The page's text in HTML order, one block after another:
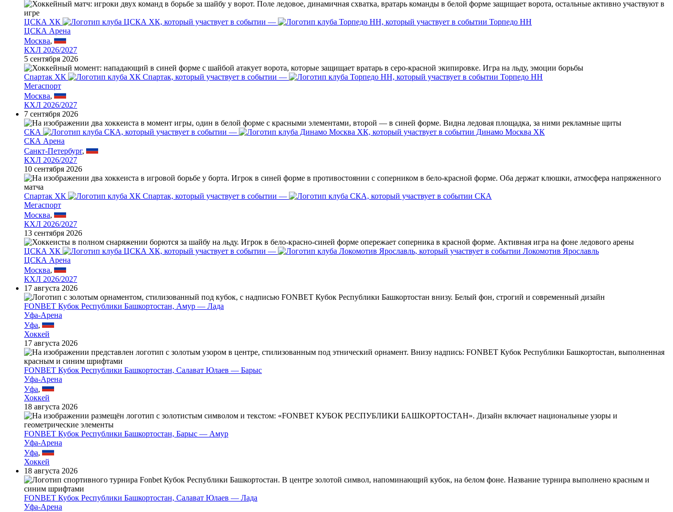
ЦСКА ХК —
Торпедо НН
ЦСКА Арена
Москва,
КХЛ 2026/2027
5 сентября 2026
Спартак ХК —
Торпедо НН
Мегаспорт
Москва,
КХЛ 2026/2027
7 сентября 2026
СКА —
Динамо Москва ХК
СКА Арена
Санкт-Петербург,
КХЛ 2026/2027
10 сентября 2026
Спартак ХК —
СКА
Мегаспорт
Москва,
КХЛ 2026/2027
13 сентября 2026
ЦСКА ХК —
Локомотив Ярославль
ЦСКА Арена
Москва,
КХЛ 2026/2027
17 августа 2026
FONBET Кубок Республики Башкортостан, Амур — Лада
Уфа-Арена
Уфа,
Хоккей
17 августа 2026
FONBET Кубок Республики Башкортостан, Салават Юлаев — Барыс
Уфа-Арена
Уфа,
Хоккей
18 августа 2026
FONBET Кубок Республики Башкортостан, Барыс — Амур
Уфа-Арена
Уфа,
Хоккей
18 августа 2026
FONBET Кубок Республики Башкортостан, Салават Юлаев — Лада
Уфа-Арена